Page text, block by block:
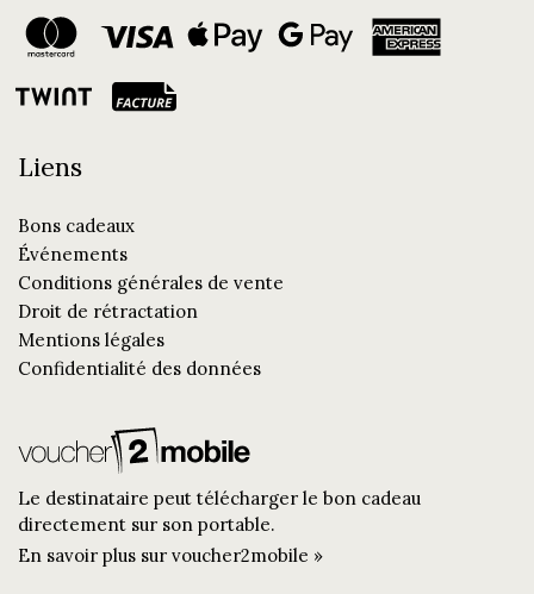
Liens
Bons cadeaux
Événements
Conditions générales de vente
Droit de rétractation
Mentions légales
Confidentialité des données
Le destinataire peut télécharger le bon cadeau
directement sur son portable.
En savoir plus sur voucher2mobile »